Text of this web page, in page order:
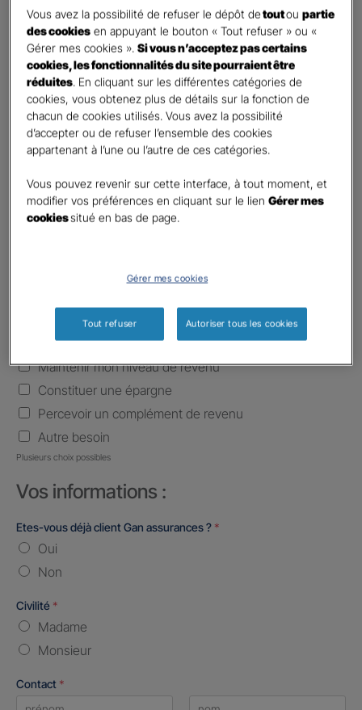
DEMANDE DE DEVIS
Prenez 2 minutes pour remplir ce rapide questionnaire afin
que l’agence sélectionnée vous recontacte rapidement
pour finaliser l’étude précise de votre besoin
GAN ASSURANCES POLIGNY
Information sur votre besoin :
Qui souhaitez-vous protéger ?*
Autre
Quels sont vos besoins ?*
Maintenir mon niveau de revenu
Constituer une épargne
Percevoir un complément de revenu
Autre besoin
Plusieurs choix possibles
Vos informations :
Etes-vous déjà client Gan assurances ? *
Oui
Non
Civilité *
Madame
Monsieur
Contact *
Vous avez la possibilité de refuser le dépôt detoutoupartie
des cookies en appuyant le bouton « Tout refuser » ou «
Gérer mes cookies ».Si vous n’acceptez pas certains
cookies, les fonctionnalités du site pourraient être
réduites. En cliquant sur les différentes catégories de
cookies, vous obtenez plus de détails sur la fonction de
chacun de cookies utilisés. Vous avez la possibilité
d’accepter ou de refuser l’ensemble des cookies
appartenant à l’une ou l’autre de ces catégories.
Vous pouvez revenir sur cette interface, à tout moment, et
modifier vos préférences en cliquant sur le lienGérer mes
cookiessitué en bas de page.
Gérer mes cookies
Tout refuser Autoriser tous les cookies